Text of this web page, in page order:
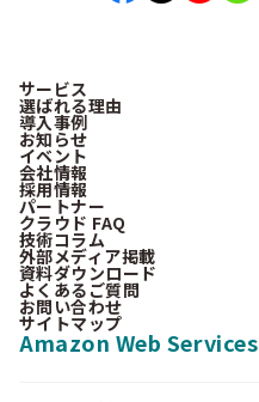
サービス
選ばれる理由
導入事例
お知らせ
イベント
会社情報
採用情報
パートナー
クラウド FAQ
技術コラム
外部メディア掲載
資料ダウンロード
よくあるご質問
お問い合わせ
サイトマップ
Amazon Web Services